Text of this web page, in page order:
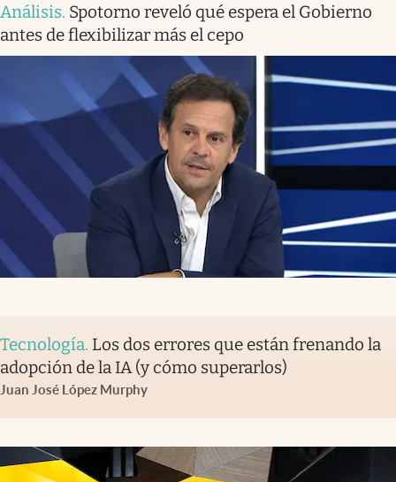
Análisis. Spotorno reveló qué espera el Gobierno
antes de flexibilizar más el cepo
Tecnología. Los dos errores que están frenando la
adopción de la IA (y cómo superarlos)
Juan José López Murphy